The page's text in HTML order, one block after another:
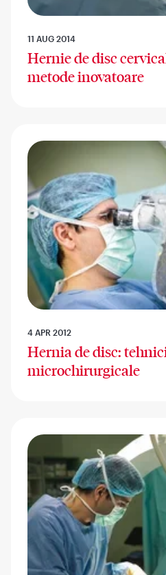
11 AUG 2014
Hernie de disc
metode inovatoare
4 APR 2012
Hernia de disc:
microchirurgicale